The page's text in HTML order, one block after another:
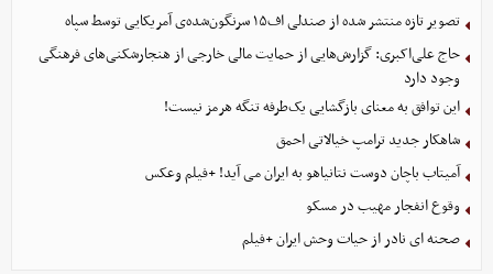
تصویر تازه منتشر شده از صندلی اف۱۵ سرنگون‌شده‌ی آمریکایی توسط سپاه
حاج علی‌اکبری: گزارش‌هایی از حمایت مالی خارجی از هنجارشکنی‌های فرهنگی
وجود دارد
این توافق به معنای بازگشایی یک‌طرفه تنگه هرمز نیست!
شاهکار جدید ترامپ خیالاتی احمق
آمیتاب باچان دوست نتانیاهو به ایران می آید! +فیلم وعکس
وقوع انفجار مهیب در مسکو
صحنه ای نادر از حیات وحش ایران +فیلم